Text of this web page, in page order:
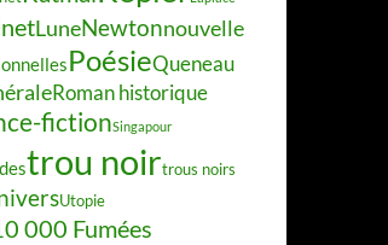
LuneNewtonnouvelle
PoésieQueneau
Roman historique
fictionSingapour
trou noirtrous noirs
Utopie
000 Fumées